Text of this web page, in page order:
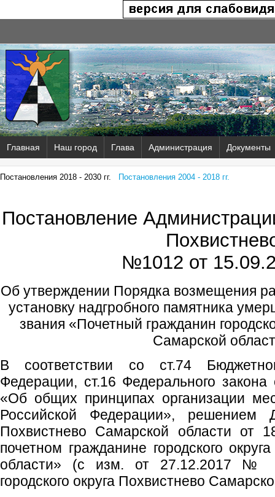
Главная Наш город Глава Администрация Документы
Постановления 2018 - 2030 гг. Постановления 2004 - 2018 гг.
Постановление
№1012 от
Об утверждении Порядка возмещения
установку надгробного памятника
звания «Почетный гражданин
Самарской
В соответствии со ст.74
Федерации, ст.16 Федерального
«Об общих принципах организации
Российской Федерации», решением
Похвистнево Самарской области
почетном гражданине городского
области» (с изм. от 27.12.2017 №
городского округа Похвистнево